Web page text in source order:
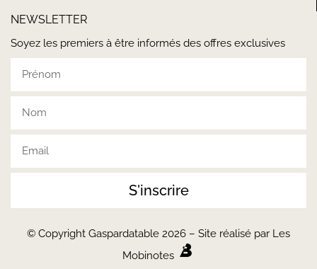
NEWSLETTER
Soyez les premiers à être informés des offres exclusives
S'inscrire
© Copyright Gaspardatable 2026 – Site réalisé par Les
Mobinotes